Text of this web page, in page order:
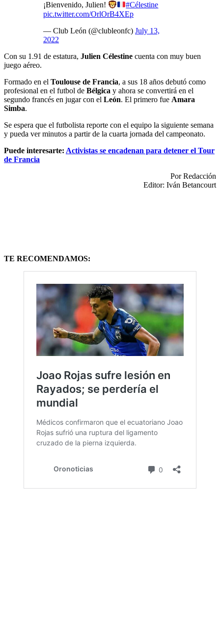
¡Bienvenido, Julien!
#Célestine
pic.twitter.com/OrlOrB4XEp
— Club León (@clubleonfc) July 13,
2022
Con su 1.91 de estatura, Julien Célestine cuenta con muy buen
juego aéreo.
Formado en el Toulouse de Francia, a sus 18 años debutó como
profesional en el futbol de Bélgica y ahora se convertirá en el
segundo francés en jugar con el León. El primero fue Amara
Simba.
Se espera que el futbolista reporte con el equipo la siguiente semana
y pueda ver minutos a partir de la cuarta jornada del campeonato.
Puede interesarte: Activistas se encadenan para detener el Tour
de Francia
Por Redacción
Editor: Iván Betancourt
TE RECOMENDAMOS: